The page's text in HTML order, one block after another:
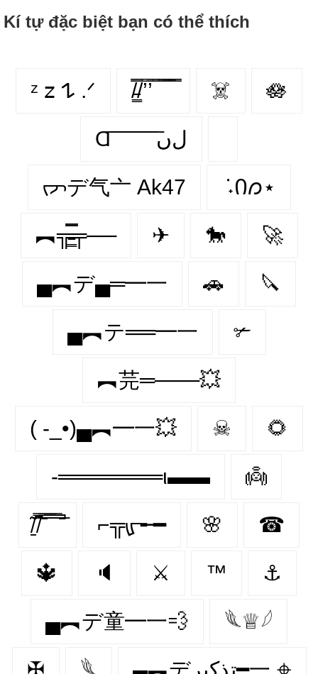
Kí tự đặc biệt bạn có thể thích
ᶻ 𝗓 𐰁 .ᐟ /̵͇̿̿/’̿’̿ ̿ ̿̿ ̿̿ ̿̿ ☠️ 🪷
Ɑ͞ ͞ ͞ ͞ ͞ ͞ ͞ ͞ لﮞ
ᡕᠵデ气亠 Ak47 ݁ ˖Ი𐑼⋆
︻╦̵̵͇̿̿̿̿╤── ✈ 🐎 🚀
▄︻デ▄═━一 🚗 🔪
▄︻テ══━一 ✃
︻芫═───💥
( -_•)▄︻━一💥 ☠ 🌻
-═══════ι▬▬ 👼
̸̱͂ ̸͆̿͞ ̄̿̄͞ ̿̅͞ ̿̅͞ ̄̚ ⌐╦ᡁ᠊╾━ 🌸 ☎
🔱 🔈 ⚔ ™️ ⚓
▄︻デ童━一💨 𓆰♕𓆪